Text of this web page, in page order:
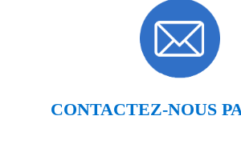
CONTACTEZ-NOUS